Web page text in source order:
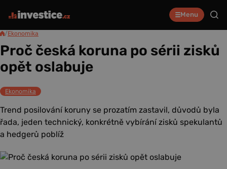
Menu
/Ekonomika
Proč česká koruna po sérii zisků
opět oslabuje
Ekonomika
Trend posilování koruny se prozatím zastavil, důvodů byla
řada, jeden technický, konkrétně vybírání zisků spekulantů
a hedgerů poblíž